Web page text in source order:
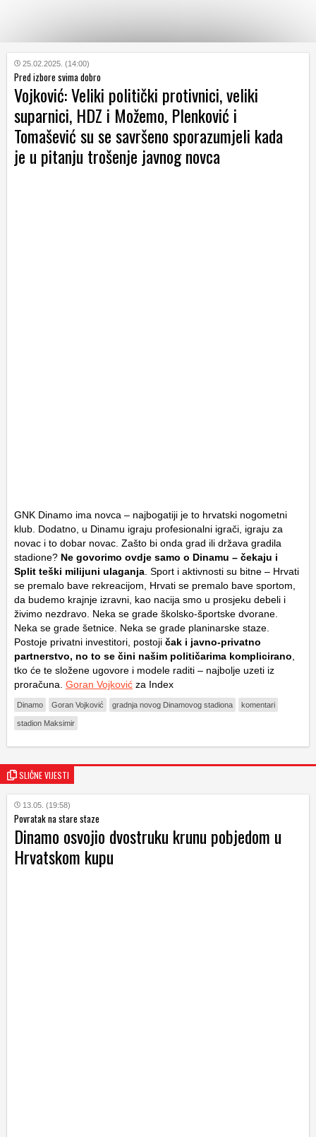
KATEGORIJE
HRVATSKI
WEB
25.02.2025. (14:00)
Pred izbore svima dobro
Vojković: Veliki politički protivnici, veliki
suparnici, HDZ i Možemo, Plenković i
Tomašević su se savršeno sporazumjeli kada
je u pitanju trošenje javnog novca
GNK Dinamo ima novca – najbogatiji je to hrvatski nogometni
klub. Dodatno, u Dinamu igraju profesionalni igrači, igraju za
novac i to dobar novac. Zašto bi onda grad ili država gradila
stadione? Ne govorimo ovdje samo o Dinamu – čekaju i
Split teški milijuni ulaganja . Sport i aktivnosti su bitne – Hrvati
se premalo bave rekreacijom, Hrvati se premalo bave sportom,
da budemo krajnje izravni, kao nacija smo u prosjeku debeli i
živimo nezdravo. Neka se grade školsko-športske dvorane.
Neka se grade šetnice. Neka se grade planinarske staze.
Postoje privatni investitori, postoji čak i javno-privatno
partnerstvo, no to se čini našim političarima komplicirano
tko će te složene ugovore i modele raditi – najbolje uzeti iz
proračuna. Goran Vojković za Index
Dinamo Goran Vojković gradnja novog Dinamovog stadiona komentari
stadion Maksimir
SLIČNE VIJESTI
13.05. (19:58)
Povratak na stare staze
Dinamo osvojio dvostruku krunu pobjedom u
Hrvatskom kupu